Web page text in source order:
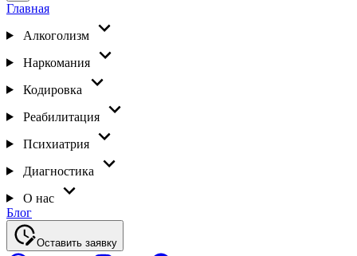
Главная
Алкоголизм
Наркомания
Кодировка
Реабилитация
Психиатрия
Диагностика
О нас
Блог
Оставить заявку